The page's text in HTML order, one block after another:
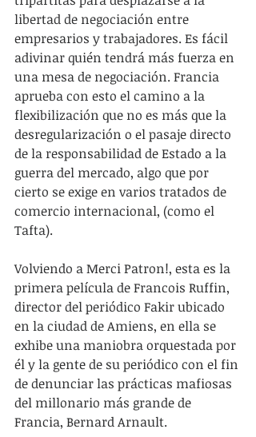
libertad de negociación entre
empresarios y trabajadores. Es fácil
adivinar quién tendrá más fuerza en
una mesa de negociación. Francia
aprueba con esto el camino a la
flexibilización que no es más que la
desregularización o el pasaje directo
de la responsabilidad de Estado a la
guerra del mercado, algo que por
cierto se exige en varios tratados de
comercio internacional, (como el
Tafta).
Volviendo a Merci Patron!, esta es la
primera película de Francois Ruffin,
director del periódico Fakir ubicado
en la ciudad de Amiens, en ella se
exhibe una maniobra orquestada por
él y la gente de su periódico con el fin
de denunciar las prácticas mafiosas
del millonario más grande de
Francia, Bernard Arnault.